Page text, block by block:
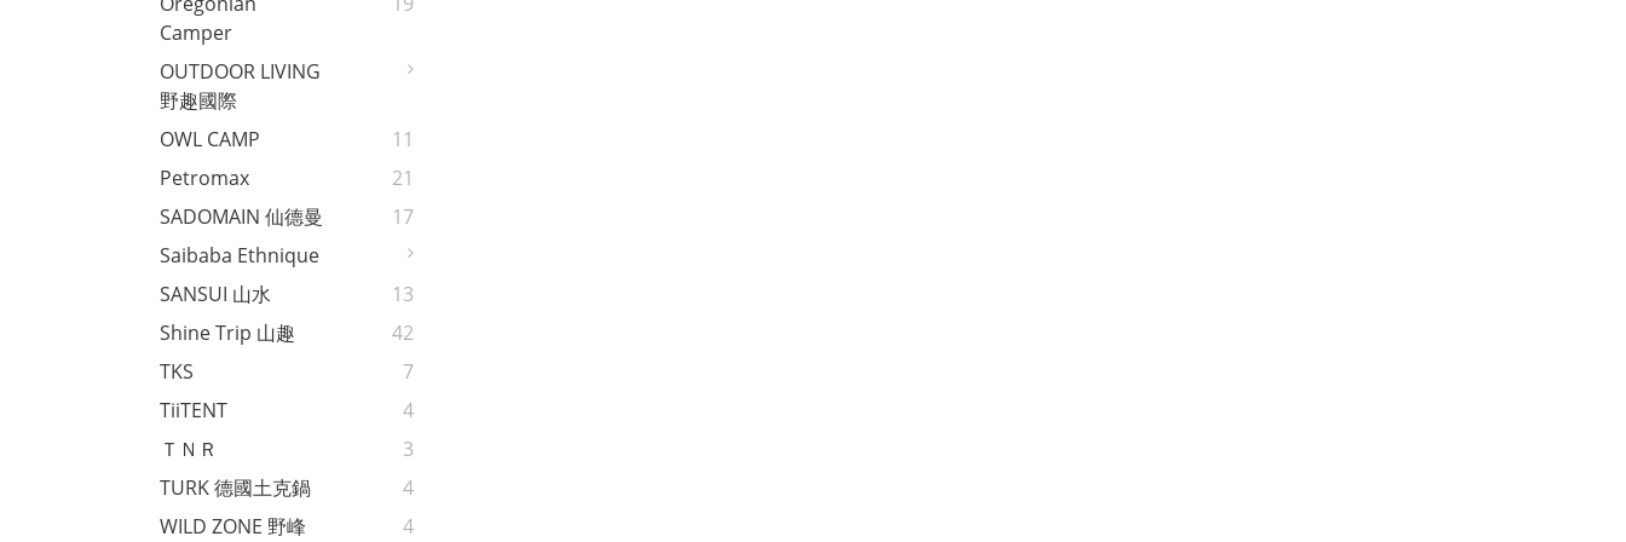
Camper
OUTDOOR LIVING
野趣國際
OWL CAMP
11
Petromax
21
SADOMAIN 仙德曼
17
Saibaba Ethnique
SANSUI 山水
13
Shine Trip 山趣
42
TKS
7
TiiTENT
4
ＴＮＲ
3
TURK 德國土克鍋
4
WILD ZONE 野峰
4